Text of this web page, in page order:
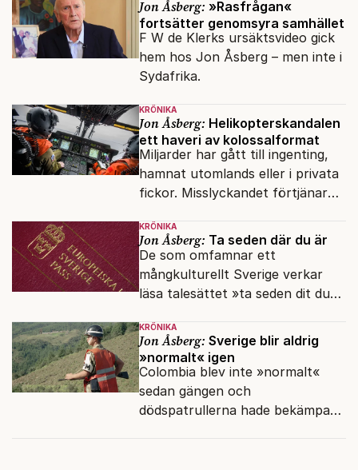
Jon Åsberg: »Rasfrågan«
fortsätter genomsyra samhället
F W de Klerks ursäktsvideo gick
hem hos Jon Åsberg – men inte i
Sydafrika.
KRÖNIKA
Jon Åsberg: Helikopterskandalen
ett haveri av kolossalformat
Miljarder har gått till ingenting,
hamnat utomlands eller i privata
fickor. Misslyckandet förtjänar
KRÖNIKA
Jon Åsberg: Ta seden där du är
De som omfamnar ett
mångkulturellt Sverige verkar
läsa talesättet »ta seden dit du
KRÖNIKA
Jon Åsberg: Sverige blir aldrig
»normalt« igen
Colombia blev inte »normalt«
sedan gängen och
dödspatrullerna hade bekämpats.